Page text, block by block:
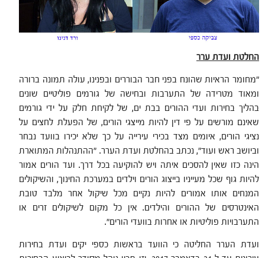
החלטת ועדת ערר
"מחומר הראיות שהונח בפני חבר הבוררים ובפנינו, עולה תמונה ברורה
ומאוד מטרידה של התערבות ובחישה של גורמים פוליטיים שונים
בהליך בחירות ועדי ההורים בבת ים, של לקיחת חלק על ידי גורמים
שאינם מורשים על פי דין להיות מייצגי הורים, של הפעלת לחצים על
נציגי הורים, איומים מצד בכירי עירייה על כך שלא יכירו בוועד נבחר
וביושב ראש ועוד", נכתב בהחלטת ועדת הערר. "ההתנהלות המתוארת
הינה כזו שאין להסכים איתה ויש להוקיעה בכל דרך. ועד הורים אמור
להיות גוף שכל מעייניו בייצוג הורים וילדים במערכת החינוך, והשיקולים
המנחים אותו אמורים להיות נקיים מכל שיקול אחר מלבד טובת
האינטרסים של ההורים והילדים. אין כל מקום לשיקולים זרים או
התערבויות פוליטיות או אחרות בוועדי הורים".
ועדת הערר החליטה כי הוועד בראשות כספי יקים ועדת בחירות